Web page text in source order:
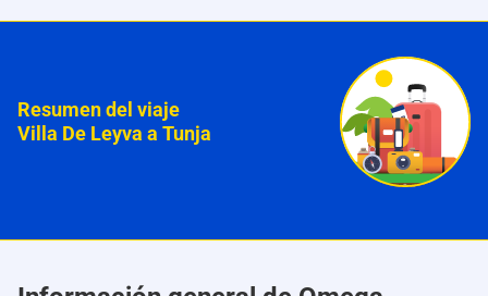
Resumen del viaje
Villa De Leyva a Tunja